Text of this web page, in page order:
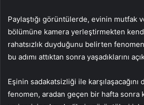
Paylaştığı görüntülerde, evinin mutfak
bölümüne kamera yerleştirmekten
rahatsızlık duyduğunu belirten
bu adımı attıktan sonra yaşadıklarını
Eşinin sadakatsizliği ile karşılaşacağını
fenomen, aradan geçen bir hafta sonra